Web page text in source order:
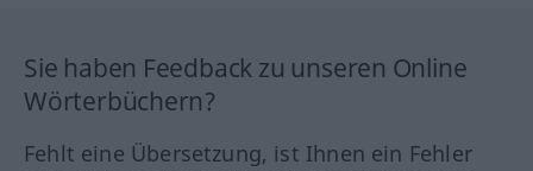
Sie haben Feedback zu unseren Online
Wörterbüchern?
Fehlt eine Übersetzung, ist Ihnen ein Fehler